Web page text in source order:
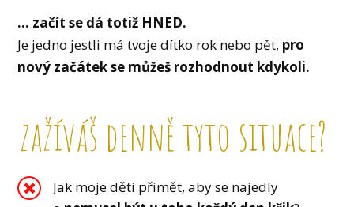
... začít se dá totiž HNED.
Je jedno jestli má tvoje dítko rok nebo pět, pro
nový začátek se můžeš rozhodnout kdykoli.
zažíváš denně tyto situace?
Jak moje děti přimět, aby se najedly